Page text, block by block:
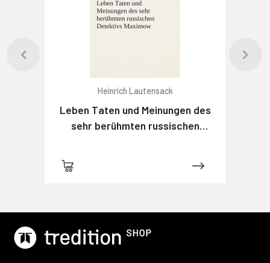
Heinrich Lautensack
Leben Taten und Meinungen des
sehr berühmten russischen